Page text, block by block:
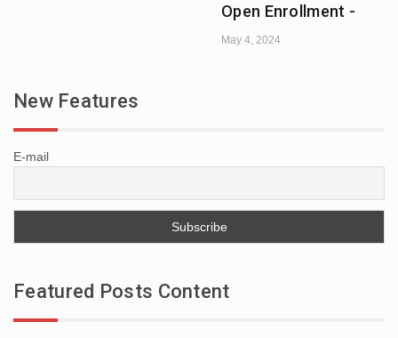
Open Enrollment -
May 4, 2024
New Features
E-mail
Featured Posts Content